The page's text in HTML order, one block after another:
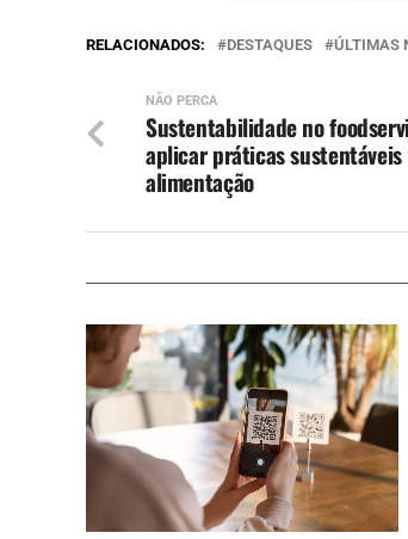
RELACIONADOS: DESTAQUES ÚLTIMAS
NÃO PERCA
Sustentabilidade no
aplicar práticas
alimentação